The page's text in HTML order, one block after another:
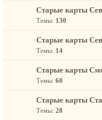
Старые карты
Темы: 130
Старые карты
Темы: 14
Старые карты
Темы: 60
Старые карты
Темы: 28